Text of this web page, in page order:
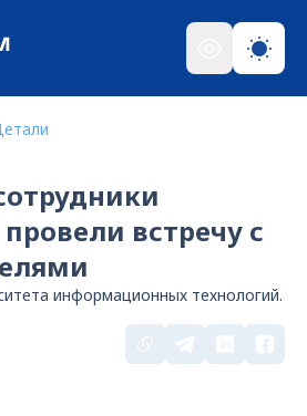
провели встречу с
информационных технологий.